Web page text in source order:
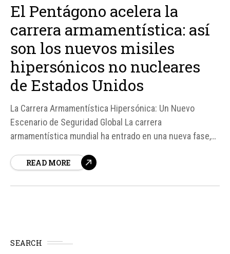
El Pentágono acelera la
carrera armamentística: así
son los nuevos misiles
hipersónicos no nucleares
de Estados Unidos
La Carrera Armamentística Hipersónica: Un Nuevo
Escenario de Seguridad Global La carrera
armamentística mundial ha entrado en una nueva fase,
hipersónica. El Pentágono ha acelerado su programa de
READ MORE
SEARCH